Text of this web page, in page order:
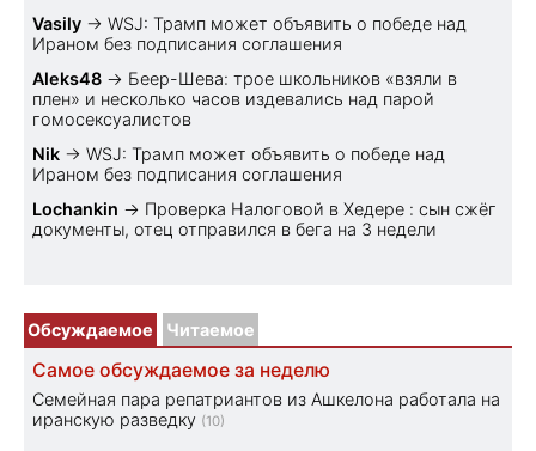
Vasily → WSJ: Трамп может объявить о победе над
Ираном без подписания соглашения
Aleks48 → Беер-Шева: трое школьников «взяли в
плен» и несколько часов издевались над парой
гомосексуалистов
Nik → WSJ: Трамп может объявить о победе над
Ираном без подписания соглашения
Lochankin → Проверка Налоговой в Хедере : сын сжёг
документы, отец отправился в бега на 3 недели
Обсуждаемое Читаемое
Самое обсуждаемое за неделю
Семейная пара репатриантов из Ашкелона работала на
иранскую разведку (10)